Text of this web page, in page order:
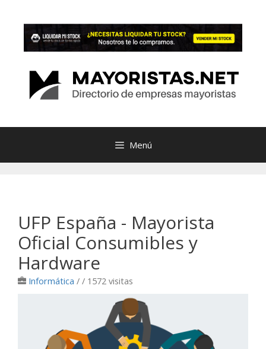
contenido
Menú
UFP España - Mayorista
Oficial Consumibles y
Hardware
Informática / / 1572 visitas